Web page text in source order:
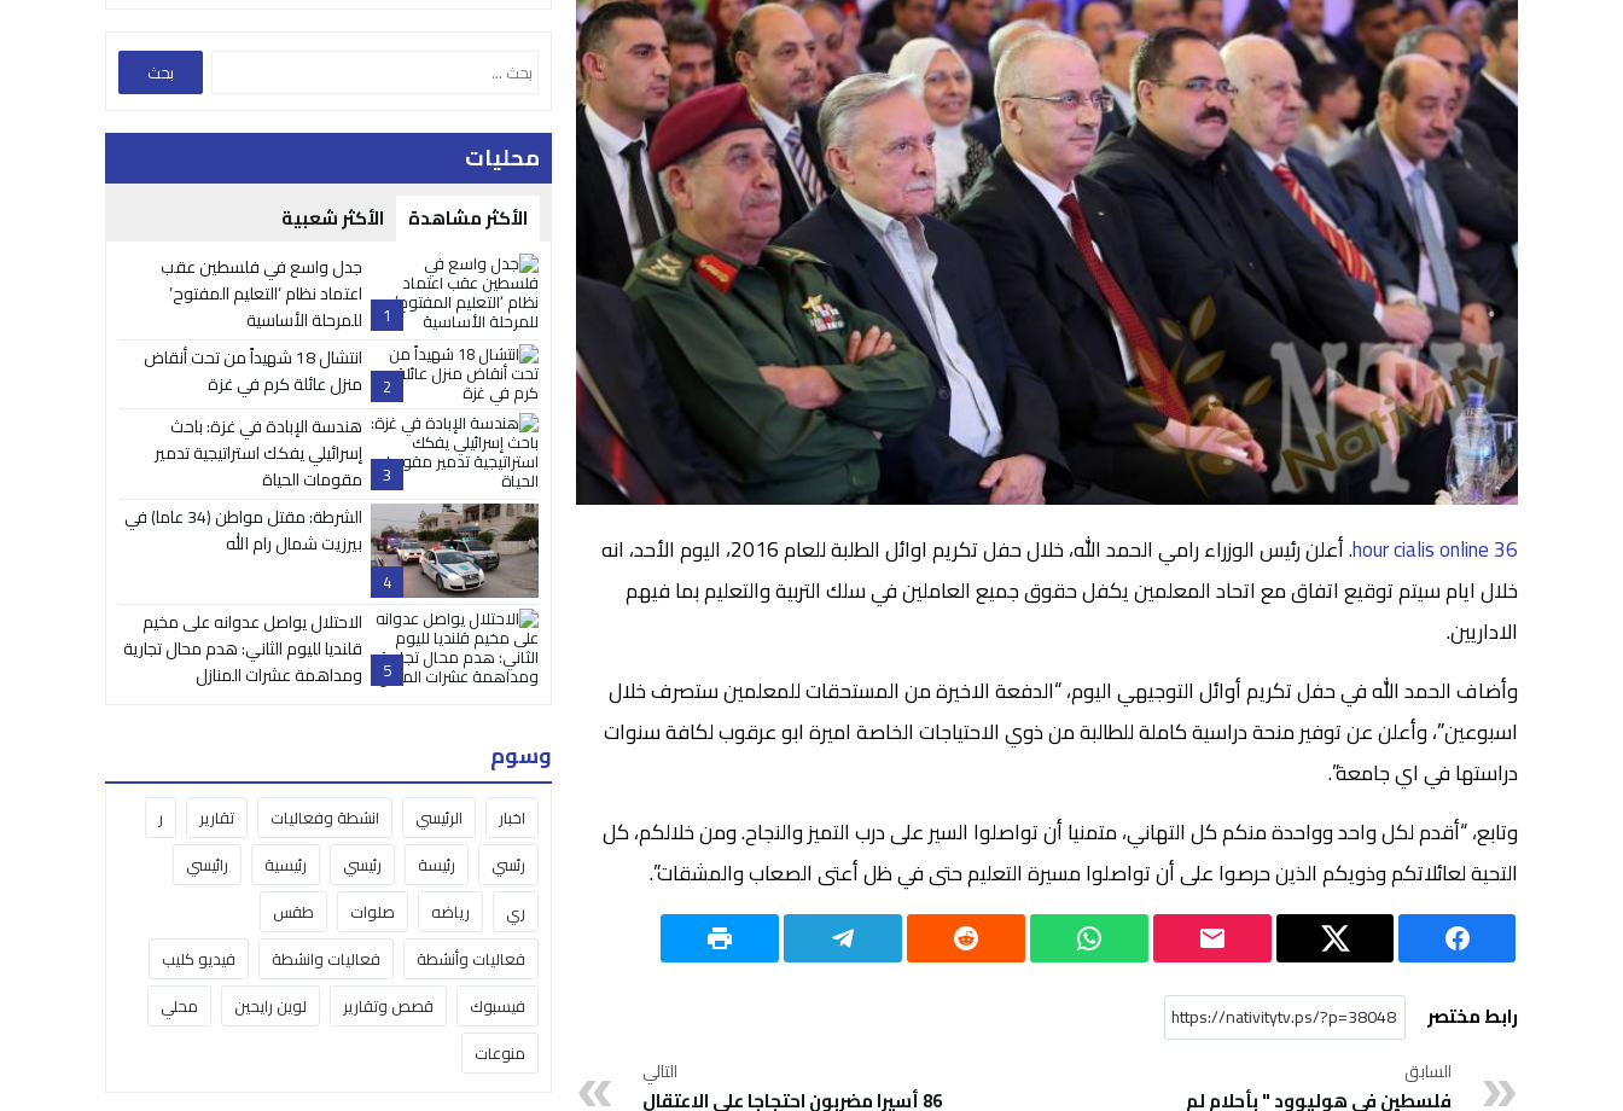
36 hour cialis online
. أعلن رئيس الوزراء رامي الحمد الله، خلال حفل تكريم اوائل الطلبة للعام 2016، اليوم الأحد، انه
خلال ايام سيتم توقيع اتفاق مع اتحاد المعلمين يكفل حقوق جميع العاملين في سلك التربية والتعليم بما فيهم
الاداريين.
وأضاف الحمد الله في حفل تكريم أوائل التوجيهي اليوم، “الدفعة الاخيرة من المستحقات للمعلمين ستصرف خلال
اسبوعين”، وأعلن عن توفير منحة دراسية كاملة للطالبة من ذوي الاحتياجات الخاصة اميرة ابو عرقوب لكافة سنوات
دراستها في اي جامعة”.
وتابع، “أقدم لكل واحد وواحدة منكم كل التهاني، متمنيا أن تواصلوا السير على درب التميز والنجاح. ومن خلالكم، كل
التحية لعائلاتكم وذويكم الذين حرصوا على أن تواصلوا مسيرة التعليم حتى في ظل أعتى الصعاب والمشقات”.
رابط مختصر
السابق
فلسطين في هوليوود " بأحلام لم
التالي
86 أسيرا مضربون احتجاجا على الاعتقال
محليات
الأكثر مشاهدة الأكثر شعبية
1
جدل واسع في فلسطين عقب
اعتماد نظام ‘التعليم المفتوح’
للمرحلة الأساسية
2
انتشال 18 شهيداً من تحت أنقاض
منزل عائلة كرم في غزة
3
هندسة الإبادة في غزة: باحث
إسرائيلي يفكك استراتيجية تدمير
مقومات الحياة
4
الشرطة: مقتل مواطن (34 عاما) في
بيرزيت شمال رام الله
5
الاحتلال يواصل عدوانه على مخيم
قلنديا لليوم الثاني: هدم محال تجارية
ومداهمة عشرات المنازل
وسوم
اخبار الرئيسي انشطة وفعاليات تقارير
ر
رئسي
رئيسة رئيسي رئيسية
رائيسي
ري
رياضه صلوات
طقس
فعاليات وأنشطة
فعاليات وانشطة
فيديو كليب
فيسبوك
قصص وتقارير لوين رايحين
محلي
منوعات